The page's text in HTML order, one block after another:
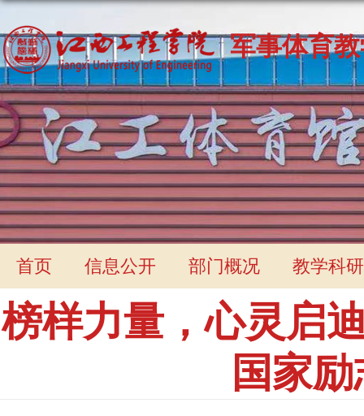
军事体育
首页 信息公开 部门概况 教学科研
榜样力量，心灵启
国家